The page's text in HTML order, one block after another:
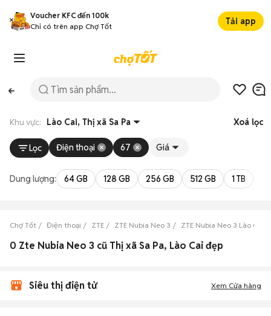
Voucher KFC đến 100k
Chỉ có trên app Chợ Tốt
Tải app
Khu vực: Lào Cai, Thị xã Sa Pa Xoá lọc
Lọc Điện thoại 67 Giá
Dung lượng: 64 GB 128 GB 256 GB 512 GB 1 TB
Chợ Tốt Điện thoại ZTE ZTE Nubia Neo 3 ZTE Nubia Neo 3 Lào Cai
0 Zte Nubia Neo 3 cũ Thị xã Sa Pa, Lào Cai đẹp
Siêu thị điện tử Xem Cửa hàng